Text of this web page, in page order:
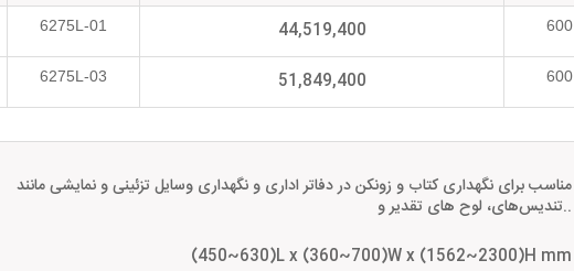
600
44,519,400
6275L-01
600
51,849,400
6275L-03
مناسب برای نگهداری کتاب و زونکن در دفاتر اداری و نگهداری وسایل تزئینی و نمایشی مانند
تندیس‌های، لوح های تقدیر و..
(450~630)L x (360~700)W x (1562~2300)H mm